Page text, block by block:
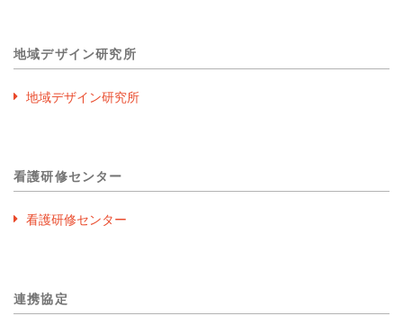
地域デザイン研究所
地域デザイン研究所
看護研修センター
看護研修センター
連携協定